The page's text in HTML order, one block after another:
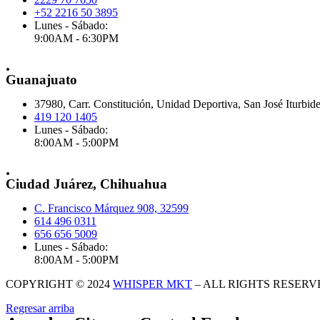
+52 2216 50 3895
Lunes - Sábado:
9:00AM - 6:30PM
.
Guanajuato
37980, Carr. Constitución, Unidad Deportiva, San José Iturbide
419 120 1405
Lunes - Sábado:
8:00AM - 5:00PM
.
Ciudad Juárez, Chihuahua
C. Francisco Márquez 908, 32599
614 496 0311
656 656 5009
Lunes - Sábado:
8:00AM - 5:00PM
COPYRIGHT © 2024 WHISPER MKT – ALL RIGHTS
Regresar arriba